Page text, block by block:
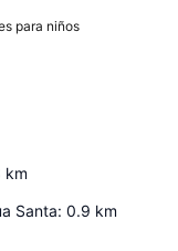
para niños
km
Santa: 0.9 km